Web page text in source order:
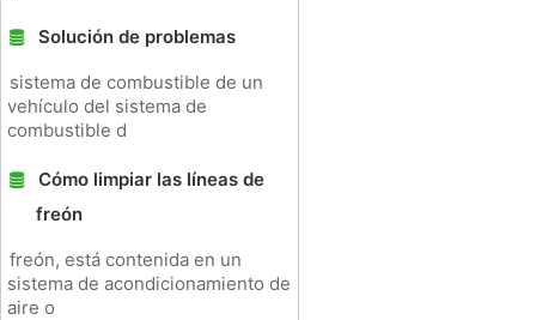
Solución de problemas
sistema de combustible de un
vehículo del sistema de
combustible d
Cómo limpiar las líneas de
freón
freón, está contenida en un
sistema de acondicionamiento de
aire o